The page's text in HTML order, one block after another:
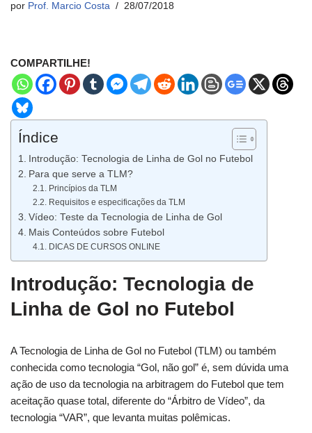
por Prof. Marcio Costa 28/07/2018
COMPARTILHE!
Índice
Introdução: Tecnologia de Linha de Gol no Futebol
Para que serve a TLM?
Princípios da TLM
Requisitos e especificações da TLM
Vídeo: Teste da Tecnologia de Linha de Gol
Mais Conteúdos sobre Futebol
DICAS DE CURSOS ONLINE
Introdução: Tecnologia de
Linha de Gol no Futebol
A Tecnologia de Linha de Gol no Futebol (TLM) ou também
conhecida como tecnologia “Gol, não gol” é, sem dúvida uma
ação de uso da tecnologia na arbitragem do Futebol que tem
aceitação quase total, diferente do “Árbitro de Vídeo”, da
tecnologia “VAR”, que levanta muitas polêmicas.